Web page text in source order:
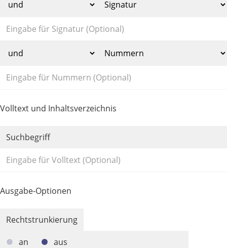
Volltext und Inhaltsverzeichnis
Suchbegriff
Ausgabe-Optionen
Rechtstrunkierung
an
aus